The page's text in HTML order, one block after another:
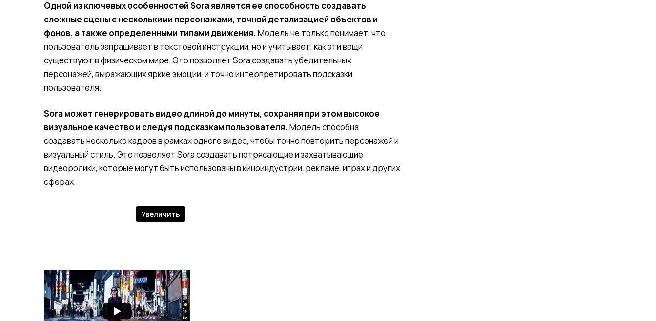
Одной из ключевых особенностей Sora является ее способность создавать
сложные сцены с несколькими персонажами, точной детализацией объектов и
фонов, а также определенными типами движения.Модель не только понимает, что
пользователь запрашивает в текстовой инструкции, но и учитывает, как эти вещи
существуют в физическом мире. Это позволяет Sora создавать убедительных
персонажей, выражающих яркие эмоции, и точно интерпретировать подсказки
пользователя.
Sora может генерировать видео длиной до минуты, сохраняя при этом высокое
визуальное качество и следуя подсказкам пользователя.Модель способна
создавать несколько кадров в рамках одного видео, чтобы точно повторить персонажей и
визуальный стиль. Это позволяет Sora создавать потрясающие и захватывающие
видеоролики, которые могут быть использованы в киноиндустрии, рекламе, играх и других
сферах.
Увеличить